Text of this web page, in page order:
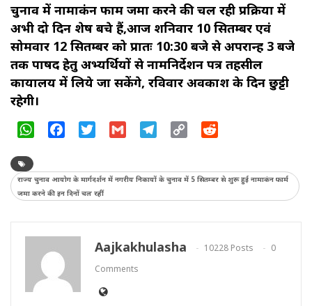
चुनाव में नामाकंन फार्म जमा करने की चल रही प्रक्रिया में
अभी दो दिन शेष बचे हैं,आज शनिवार 10 सितम्बर एवं
सोमवार 12 सितम्बर को प्रातः 10:30 बजे से अपरान्ह 3 बजे
तक पार्षद हेतु अभ्यर्थियों से नामनिर्देशन पत्र तहसील
कार्यालय में लिये जा सकेंगे, रविवार अवकाश के दिन छुट्टी
रहेगी।
WhatsAppFacebookTwitter Gmail Telegram
Copy
राज्य चुनाव आयोग के मार्गदर्शन में नगरीय निकायों के चुनाव में 5 सितम्बर से शुरू हुई नामाकंन फार्म
जमा करने की इन दिनों चल रहीं
Aajkakhulasha 10228 Posts
0
Comments